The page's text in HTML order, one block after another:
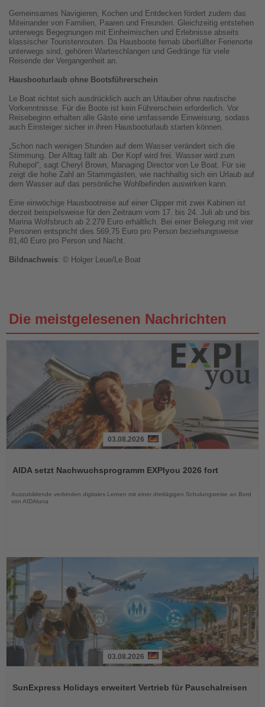
Gemeinsames Navigieren, Kochen und Entdecken fördert zudem das
Miteinander von Familien, Paaren und Freunden. Gleichzeitig entstehen
unterwegs Begegnungen mit Einheimischen und Erlebnisse abseits
klassischer Touristenrouten. Da Hausboote fernab überfüllter Ferienorte
unterwegs sind, gehören Warteschlangen und Gedränge für viele
Reisende der Vergangenheit an.
Hausbooturlaub ohne Bootsführerschein
Le Boat richtet sich ausdrücklich auch an Urlauber ohne nautische
Vorkenntnisse. Für die Boote ist kein Führerschein erforderlich. Vor
Reisebeginn erhalten alle Gäste eine umfassende Einweisung, sodass
auch Einsteiger sicher in ihren Hausbooturlaub starten können.
„Schon nach wenigen Stunden auf dem Wasser verändert sich die
Stimmung. Der Alltag fällt ab. Der Kopf wird frei. Wasser wird zum
Ruhepol“, sagt Cheryl Brown, Managing Director von Le Boat. Für sie
zeigt die hohe Zahl an Stammgästen, wie nachhaltig sich ein Urlaub auf
dem Wasser auf das persönliche Wohlbefinden auswirken kann.
Eine einwöchige Hausbootreise auf einer Clipper mit zwei Kabinen ist
derzeit beispielsweise für den Zeitraum vom 17. bis 24. Juli ab und bis
Marina Wolfsbruch ab 2.279 Euro erhältlich. Bei einer Belegung mit vier
Personen entspricht dies 569,75 Euro pro Person beziehungsweise
81,40 Euro pro Person und Nacht.
Bildnachweis: © Holger Leue/Le Boat
Die meistgelesenen Nachrichten
die
03.08.2026
AIDA setzt Nachwuchsprogramm EXPIyou 2026 fort
Auszubildende verbinden digitales Lernen mit einer dreitägigen Schulungsreise an Bord
von AIDAluna
die
03.08.2026
SunExpress Holidays erweitert Vertrieb für Pauschalreisen